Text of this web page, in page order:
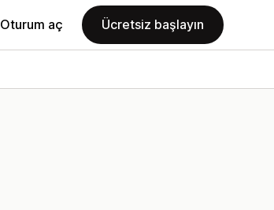
Oturum aç Ücretsiz başlayın